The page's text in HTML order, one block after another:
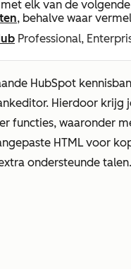
elk van de volgende
, behalve waar
Professional,
HubSpot
Hierdoor krijg
functies, waaronder
HTML voor
ondersteunde talen.